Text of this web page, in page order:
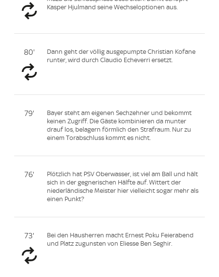
Kasper Hjulmand seine Wechseloptionen aus.
80'
Dann geht der völlig ausgepumpte Christian Kofane
runter, wird durch Claudio Echeverri ersetzt.
79'
Bayer steht am eigenen Sechzehner und bekommt
keinen Zugriff. Die Gäste kombinieren da munter
drauf los, belagern förmlich den Strafraum. Nur zu
einem Torabschluss kommt es nicht.
76'
Plötzlich hat PSV Oberwasser, ist viel am Ball und hält
sich in der gegnerischen Hälfte auf. Wittert der
niederländische Meister hier vielleicht sogar mehr als
einen Punkt?
73'
Bei den Hausherren macht Ernest Poku Feierabend
und Platz zugunsten von Eliesse Ben Seghir.